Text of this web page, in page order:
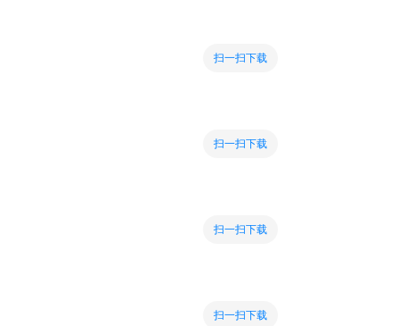
扫一扫下载
扫一扫下载
扫一扫下载
扫一扫下载